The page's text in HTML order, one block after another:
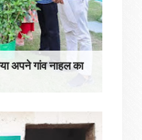
अपने गांव नाहल का